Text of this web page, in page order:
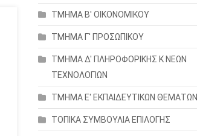
ΤΜΗΜΑ Β' ΟΙΚΟΝΟΜΙΚΟΥ
ΤΜΗΜΑ Γ' ΠΡΟΣΩΠΙΚΟΥ
ΤΜΗΜΑ Δ' ΠΛΗΡΟΦΟΡΙΚΗΣ Κ ΝΕΩΝ
ΤΕΧΝΟΛΟΓΙΩΝ
ΤΜΗΜΑ Ε' ΕΚΠΑΙΔΕΥΤΙΚΩΝ ΘΕΜΑΤΩΝ
ΤΟΠΙΚΑ ΣΥΜΒΟΥΛΙΑ ΕΠΙΛΟΓΗΣ